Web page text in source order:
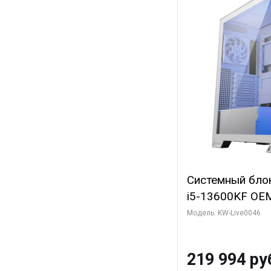
Системный
i5-13600KF
7, C14 8EC/
SSD)
Модель: KW-Live0046
219 994